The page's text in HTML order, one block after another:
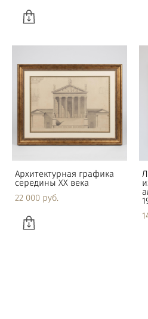
Архитектурная графика
середины XX века
22 000 pуб.